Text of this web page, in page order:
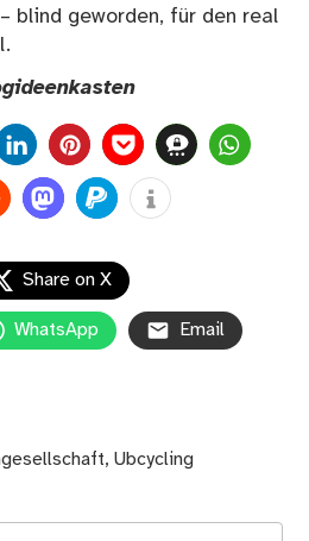
blind geworden, für den real
0
Share on X
WhatsApp Email
,Ubcycling